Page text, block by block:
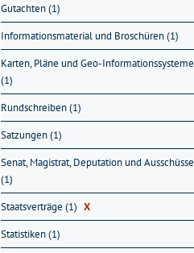
Gutachten (1)
Informationsmaterial und Broschüren (1)
Karten, Pläne und Geo-Informationssysteme
(1)
Rundschreiben (1)
Satzungen (1)
Senat, Magistrat, Deputation und Ausschüsse
(1)
Staatsverträge (1) X
Statistiken (1)